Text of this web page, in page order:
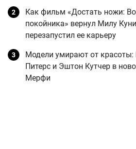
Как фильм «Достать ножи:
покойника» вернул Милу
перезапустил ее карьеру
Модели умирают от
Питерс и Эштон Кутчер в
Мерфи